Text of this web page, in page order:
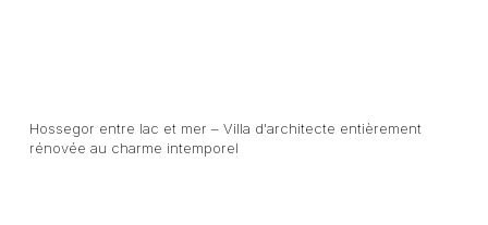
Hossegor entre lac et mer – Villa d'architecte entièrement
rénovée au charme intemporel